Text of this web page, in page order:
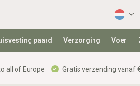
paard Verzorging Voer
all of Europe Gratis verzending vanaf